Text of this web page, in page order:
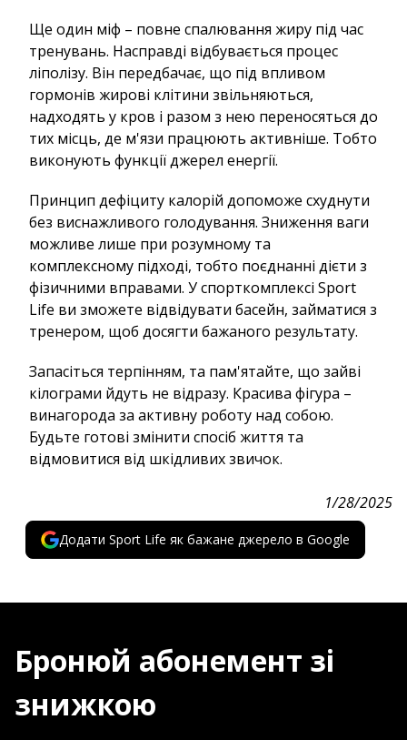
Ще один міф – повне спалювання жиру під час
тренувань. Насправді відбувається процес
ліполізу. Він передбачає, що під впливом
гормонів жирові клітини звільняються,
надходять у кров і разом з нею переносяться до
тих місць, де м'язи працюють активніше. Тобто
виконують функції джерел енергії.
Принцип дефіциту калорій допоможе схуднути
без виснажливого голодування. Зниження ваги
можливе лише при розумному та
комплексному підході, тобто поєднанні дієти з
фізичними вправами. У спорткомплексі Sport
Life ви зможете відвідувати басейн, займатися з
тренером, щоб досягти бажаного результату.
Запасіться терпінням, та пам'ятайте, що зайві
кілограми йдуть не відразу. Красива фігура –
винагорода за активну роботу над собою.
Будьте готові змінити спосіб життя та
відмовитися від шкідливих звичок.
1/28/2025
Додати Sport Life як бажане джерело в Google
Бронюй абонемент зі
знижкою